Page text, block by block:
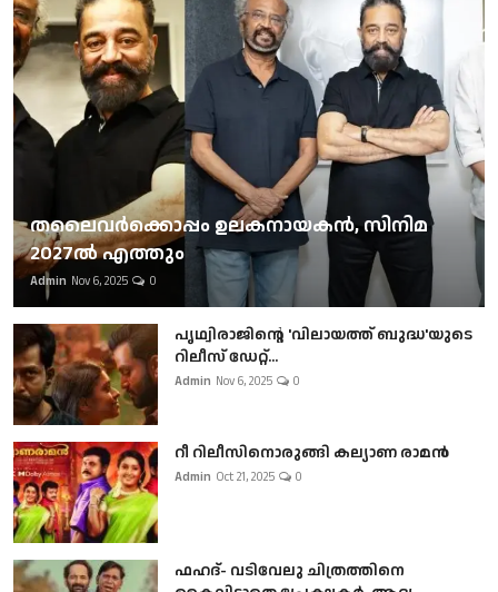
തലൈവര്‍ക്കൊപ്പം ഉലകനായകന്‍, സിനിമ
2027ല്‍ എത്തും
Admin Nov 6, 2025 0
പൃഥ്വിരാജിന്റെ 'വിലായത്ത് ബുദ്ധ'യുടെ
റിലീസ് ഡേറ്റ്...
Admin Nov 6, 2025 0
റീ റിലീസിനൊരുങ്ങി കല്യാണ രാമൻ
Admin Oct 21, 2025 0
ഫഹദ്- വടിവേലു ചിത്രത്തിനെ